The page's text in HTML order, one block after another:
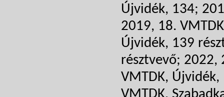
Újvidék, 134;
2019, 18.
Újvidék, 139
résztvevő; 2022,
VMTDK,